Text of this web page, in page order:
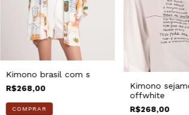
Kimono brasil com s
R$268,00
COMPRAR
Kimono
offwhite
R$268,00